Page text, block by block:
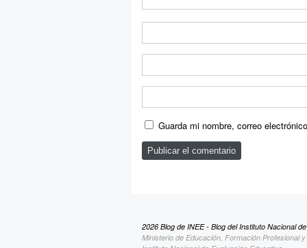
Guarda mi nombre, correo
2026 Blog de INEE - Blog del Instituto Nacional
Ministerio de Educación, Formación Profesional